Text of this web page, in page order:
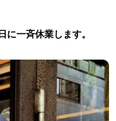
一斉休業します。